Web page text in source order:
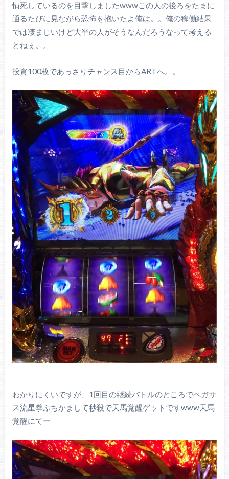
憤死しているのを目撃しましたwwwこの人の後ろをたまに
通るたびに見ながら恐怖を抱いたよ俺は。。俺の稼働結果
では凄まじいけど大半の人がそうなんだろうなって考える
とねぇ。。
投資100枚であっさりチャンス目からARTへ。。
わかりにくいですが、1回目の継続バトルのところでペガサ
ス流星拳ぶちかまして秒殺で天馬覚醒ゲットですwww天馬
覚醒にてー